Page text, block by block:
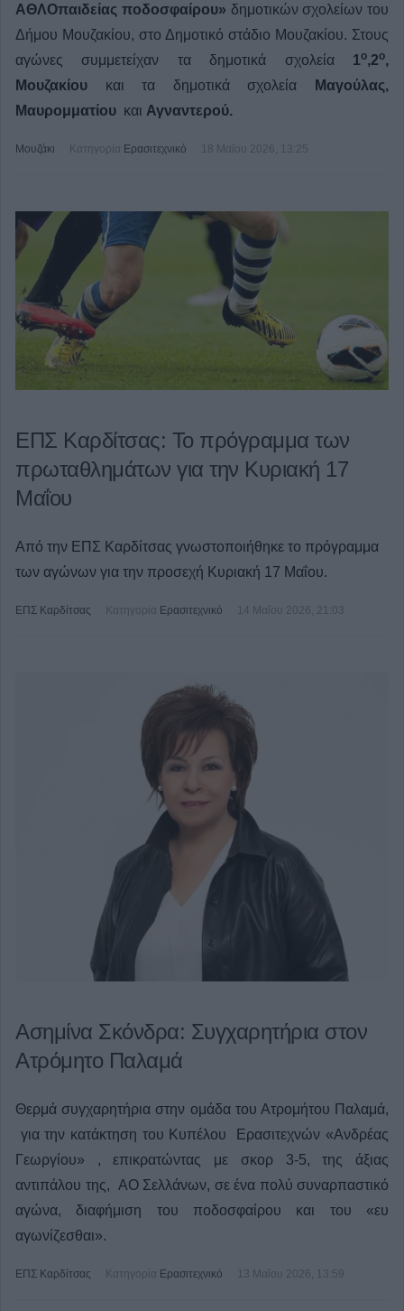
ΑΘΛΟπαιδείας ποδοσφαίρου» δημοτικών σχολείων του
Δήμου Μουζακίου, στο Δημοτικό στάδιο Μουζακίου. Στους
αγώνες συμμετείχαν τα δημοτικά σχολεία 1ο,2ο,
Μουζακίου και τα δημοτικά σχολεία
Μαγούλας,
Μαυρομματίου και Αγναντερού.
Μουζάκι Κατηγορία Ερασιτεχνικό 18 Μαΐου 2026, 13:25
ΕΠΣ Καρδίτσας: Το πρόγραμμα των
πρωταθλημάτων για την Κυριακή 17
Μαΐου
Από την ΕΠΣ Καρδίτσας γνωστοποιήθηκε το πρόγραμμα
των αγώνων για την προσεχή Κυριακή 17 Μαΐου.
ΕΠΣ Καρδίτσας Κατηγορία Ερασιτεχνικό 14 Μαΐου 2026, 21:03
Ασημίνα Σκόνδρα: Συγχαρητήρια στον
Ατρόμητο Παλαμά
Θερμά συγχαρητήρια στην ομάδα του Ατρομήτου Παλαμά,
για την κατάκτηση του Κυπέλου Ερασιτεχνών «Ανδρέας
Γεωργίου» , επικρατώντας με σκορ 3-5, της άξιας
αντιπάλου της, ΑΟ Σελλάνων, σε ένα πολύ συναρπαστικό
αγώνα, διαφήμιση του ποδοσφαίρου και του «ευ
αγωνίζεσθαι».
ΕΠΣ Καρδίτσας Κατηγορία Ερασιτεχνικό 13 Μαΐου 2026, 13:59